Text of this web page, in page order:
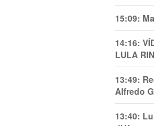
15:09:
14:16:
LULA
13:49:
Alfredo
13:40: